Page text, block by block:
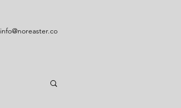
info@noreaster.co